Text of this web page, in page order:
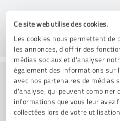
Ce site web utilise des cookies.
Les cookies nous permettent de
les annonces, d'offrir des
médias sociaux et d'analyser
également des informations sur
avec nos partenaires de médias
d'analyse, qui peuvent combiner
informations que vous leur avez
collectées lors de votre